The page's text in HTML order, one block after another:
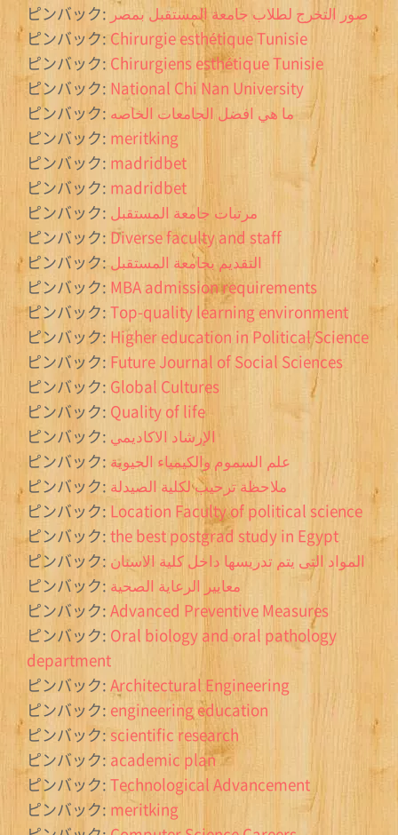
ピンバック: صور التخرج لطلاب جامعة المستقبل بمصر
ピンバック: Chirurgie esthétique Tunisie
ピンバック: Chirurgiens esthétique Tunisie
ピンバック: National Chi Nan University
ピンバック: ما هي افضل الجامعات الخاصه
ピンバック: meritking
ピンバック: madridbet
ピンバック: madridbet
ピンバック: مرتبات جامعة المستقبل
ピンバック: Diverse faculty and staff
ピンバック:التقديم بجامعة المستقبل
ピンバック: MBA admission requirements
ピンバック: Top-quality learning environment
ピンバック: Higher education in Political Science
ピンバック: Future Journal of Social Sciences
ピンバック: Global Cultures
ピンバック: Quality of life
ピンバック: الإرشاد الاكاديمي
ピンバック: علم السموم والكيمياء الحيوية
ピンバック: ملاحظة ترحيب لكلية الصيدلة
ピンバック: Location Faculty of political science
ピンバック: the best postgrad study in Egypt
ピンバック: المواد التى يتم تدريسها داخل كلية الاسنان
ピンバック: معايير الرعاية الصحية
ピンバック: Advanced Preventive Measures
ピンバック: Oral biology and oral pathology
department
ピンバック: Architectural Engineering
ピンバック: engineering education
ピンバック: scientific research
ピンバック: academic plan
ピンバック: Technological Advancement
ピンバック: meritking